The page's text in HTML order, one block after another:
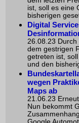
ist, soll es eine
bisherigen
Digital
26.08.23 Durch
dem gestrigen
getreten ist,
und den
wegen
Maps ab
21.06.23
Nun bekommt